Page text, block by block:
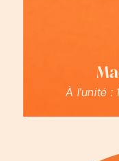
À l'unité :